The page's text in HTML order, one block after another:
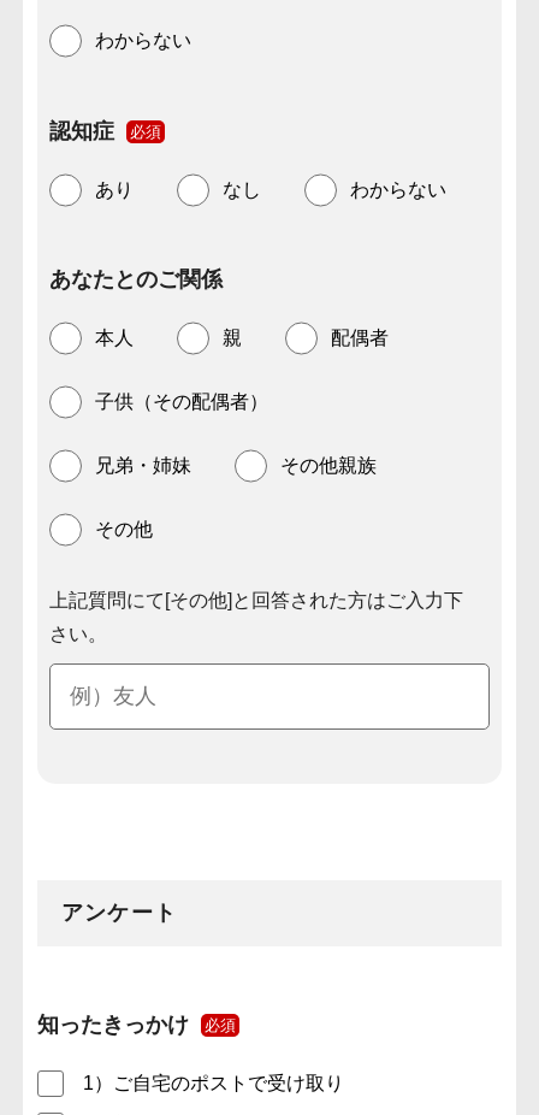
わからない
認知症 必須
あり なし わからない
あなたとのご関係
本人 親 配偶者
子供（その配偶者）
兄弟・姉妹 その他親族
その他
上記質問にて[その他]と回答された方はご入力下
さい。
アンケート
知ったきっかけ 必須
1）ご自宅のポストで受け取り